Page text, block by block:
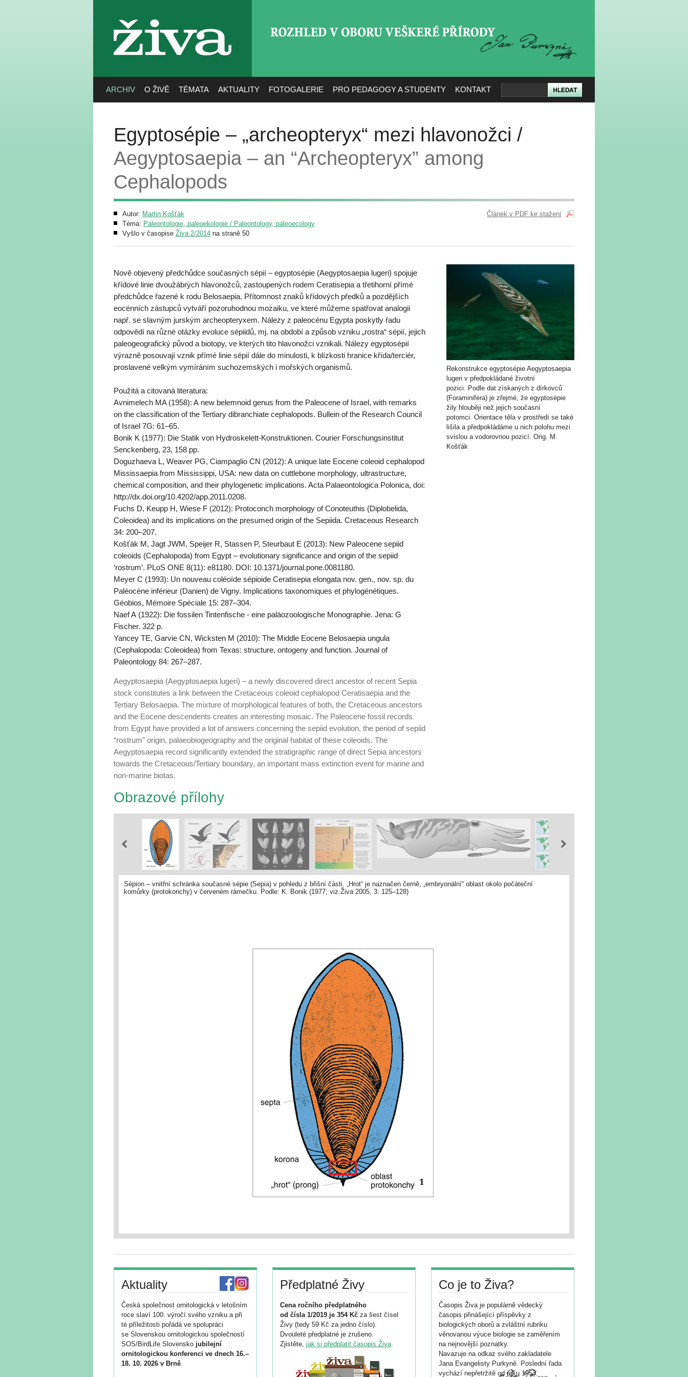
živa
ARCHIV O ŽIVĚ TÉMATA AKTUALITY FOTOGALERIE PRO PEDAGOGY A STUDENTY KONTAKT
Egyptosépie – „archeopteryx“ mezi hlavonožci /
Aegyptosaepia – an “Archeopteryx” among
Cephalopods
Autor: Martin Košťák
Téma: Paleontologie, paleoekologie / Paleontology, paleoecology
Vyšlo v časopise Živa 2/2014 na straně 50
Článek v PDF ke stažení
Nově objevený předchůdce současných sépií – egyptosépie (Aegyptosaepia lugeri) spojuje
křídové linie dvoužábrých hlavonožců, zastoupených rodem Ceratisepia a třetihorní přímé
předchůdce řazené k rodu Belosaepia. Přítomnost znaků křídových předků a pozdějších
eocénních zástupců vytváří pozoruhodnou mozaiku, ve které můžeme spatřovat analogii
např. se slavným jurským archeopteryxem. Nálezy z paleocénu Egypta poskytly řadu
odpovědí na různé otázky evoluce sépiidů, mj. na období a způsob vzniku „rostra“ sépií, jejich
paleogeografický původ a biotopy, ve kterých tito hlavonožci vznikali. Nálezy egyptosépií
výrazně posouvají vznik přímé linie sépií dále do minulosti, k blízkosti hranice křída/terciér,
proslavené velkým vymíráním suchozemských i mořských organismů.
Použitá a citovaná literatura:
Avnimelech MA (1958): A new belemnoid genus from the Paleocene of Israel, with remarks
on the classification of the Tertiary dibranchiate cephalopods. Bullein of the Research Council
of Israel 7G: 61–65.
Bonik K (1977): Die Statik von Hydroskelett-Konstruktionen. Courier Forschungsinstitut
Senckenberg, 23, 158 pp.
Doguzhaeva L, Weaver PG, Ciampaglio CN (2012): A unique late Eocene coleoid cephalopod
Mississaepia from Mississippi, USA: new data on cuttlebone morphology, ultrastructure,
chemical composition, and their phylogenetic implications. Acta Palaeontologica Polonica, doi:
http://dx.doi.org/10.4202/app.2011.0208.
Fuchs D, Keupp H, Wiese F (2012): Protoconch morphology of Conoteuthis (Diplobelida,
Coleoidea) and its implications on the presumed origin of the Sepiida. Cretaceous Research
34: 200–207.
Košťák M, Jagt JWM, Speijer R, Stassen P, Steurbaut E (2013): New Paleocene sepiid
coleoids (Cephalopoda) from Egypt – evolutionary significance and origin of the sepiid
‘rostrum’. PLoS ONE 8(11): e81180. DOI: 10.1371/journal.pone.0081180.
Meyer C (1993): Un nouveau coléoïde sépioide Ceratisepia elongata nov. gen., nov. sp. du
Paléocène inférieur (Danien) de Vigny. Implications taxonomiques et phylogénétiques.
Géobios, Mémoire Spéciale 15: 287–304.
Naef A (1922): Die fossilen Tintenfische - eine paläozoologische Monographie. Jena: G
Fischer. 322 p.
Yancey TE, Garvie CN, Wicksten M (2010): The Middle Eocene Belosaepia ungula
(Cephalopoda: Coleoidea) from Texas: structure, ontogeny and function. Journal of
Paleontology 84: 267–287.
Aegyptosaepia (Aegyptosaepia lugeri) – a newly discovered direct ancestor of recent Sepia
stock constitutes a link between the Cretaceous coleoid ce­phalopod Ceratisaepia and the
Tertiary Belosaepia. The mixture of morphological features of both, the Cretaceous ancestors
and the Eocene descendents creates an interesting mosaic. The Paleocene fossil records
from Egypt have provided a lot of answers concerning the sepiid evolution, the period of sepiid
“rostrum” origin, pa­laeobiogeography and the original habitat of these coleoids. The
Aegyptosaepia re­cord significantly extended the stratigra­phic range of direct Sepia ancestors
towards the Cretaceous/Tertiary boundary, an im­portant mass extinction event for marine and
non-marine biotas.
Rekonstrukce egyptosépie Aegyptosaepia
lugeri v předpokládané životní
pozici. Podle dat získaných z dírkovců
(Foraminifera) je zřejmé, že egyptosépie
žily hlouběji než jejich současní
potomci. Orientace těla v prostředí se také
lišila a předpokládáme u nich polohu mezi
svislou a vodorovnou pozicí. Orig. M.
Košťák
Obrazové přílohy
Sépion – vnitřní schránka současné sépie (Sepia) v pohledu z břišní části. „Hrot“ je naznačen černě, „embryonální“ oblast okolo počáteční
komůrky (protokonchy) v červeném rámečku. Podle: K. Bonik (1977; viz Živa 2005, 3: 125–128)
Aktuality
Česká společnost ornitologická v letošním
roce slaví 100. výročí svého vzniku a při
té příležitosti pořádá ve spolupráci
se Slovenskou ornitologickou společností
SOS/BirdLife Slovensko jubilejní
ornitologickou konferenci ve dnech 16.–
18. 10. 2026 v Brně.
Předplatné Živy
Cena ročního předplatného
od čísla 1/2019 je 354 Kč za šest čísel
Živy (tedy 59 Kč za jedno číslo).
Dvouleté předplatné je zrušeno.
Zjistěte, jak si předplatit časopis Živa.
Co je to Živa?
Časopis Živa je populárně vědecký
časopis přinášející příspěvky z
biologických oborů a zvláštní rubriku
věnovanou výuce biologie se zaměřením
na nejnovější poznatky.
Navazuje na odkaz svého zakladatele
Jana Evangelisty Purkyně. Poslední řada
vychází nepřetržitě od roku 1953.